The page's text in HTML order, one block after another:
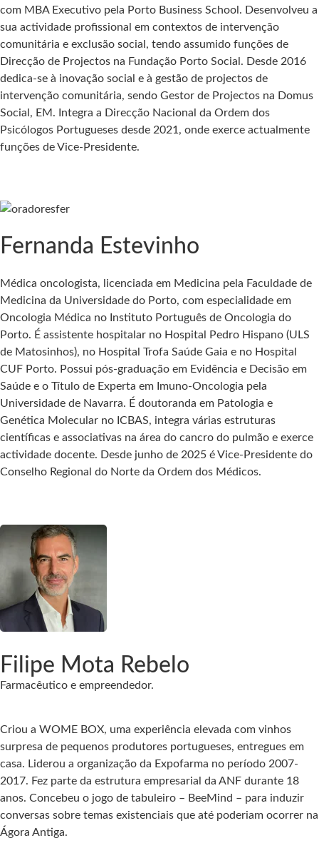
com MBA Executivo pela Porto Business School. Desenvolveu a
sua actividade profissional em contextos de intervenção
comunitária e exclusão social, tendo assumido funções de
Direcção de Projectos na Fundação Porto Social. Desde 2016
dedica-se à inovação social e à gestão de projectos de
intervenção comunitária, sendo Gestor de Projectos na Domus
Social, EM. Integra a Direcção Nacional da Ordem dos
Psicólogos Portugueses desde 2021, onde exerce actualmente
funções de Vice-Presidente.
Fernanda Estevinho
Médica oncologista, licenciada em Medicina pela Faculdade de
Medicina da Universidade do Porto, com especialidade em
Oncologia Médica no Instituto Português de Oncologia do
Porto. É assistente hospitalar no Hospital Pedro Hispano (ULS
de Matosinhos), no Hospital Trofa Saúde Gaia e no Hospital
CUF Porto. Possui pós-graduação em Evidência e Decisão em
Saúde e o Título de Experta em Imuno-Oncologia pela
Universidade de Navarra. É doutoranda em Patologia e
Genética Molecular no ICBAS, integra várias estruturas
científicas e associativas na área do cancro do pulmão e exerce
actividade docente. Desde junho de 2025 é Vice-Presidente do
Conselho Regional do Norte da Ordem dos Médicos.
Filipe Mota Rebelo
Farmacêutico e empreendedor.​
Criou a WOME BOX, uma experiência elevada com vinhos
surpresa de pequenos produtores portugueses, entregues em
casa.​ Liderou a organização da Expofarma no período 2007-
2017.​ Fez parte da estrutura empresarial da ANF durante 18
anos. ​Concebeu o jogo de tabuleiro – BeeMind – para induzir
conversas sobre temas existenciais que até poderiam ocorrer na
Ágora Antiga.​